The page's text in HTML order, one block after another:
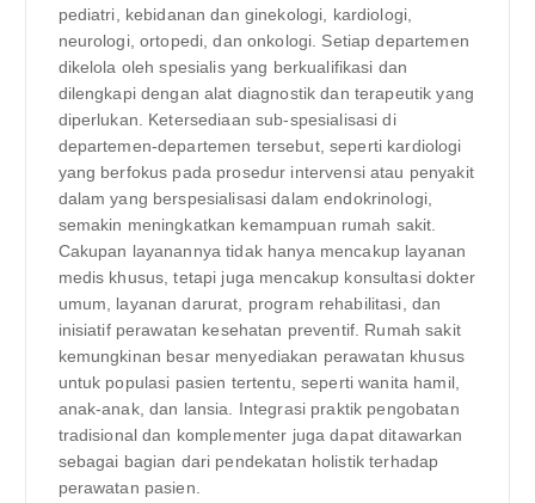
pediatri, kebidanan dan ginekologi, kardiologi,
neurologi, ortopedi, dan onkologi. Setiap departemen
dikelola oleh spesialis yang berkualifikasi dan
dilengkapi dengan alat diagnostik dan terapeutik yang
diperlukan. Ketersediaan sub-spesialisasi di
departemen-departemen tersebut, seperti kardiologi
yang berfokus pada prosedur intervensi atau penyakit
dalam yang berspesialisasi dalam endokrinologi,
semakin meningkatkan kemampuan rumah sakit.
Cakupan layanannya tidak hanya mencakup layanan
medis khusus, tetapi juga mencakup konsultasi dokter
umum, layanan darurat, program rehabilitasi, dan
inisiatif perawatan kesehatan preventif. Rumah sakit
kemungkinan besar menyediakan perawatan khusus
untuk populasi pasien tertentu, seperti wanita hamil,
anak-anak, dan lansia. Integrasi praktik pengobatan
tradisional dan komplementer juga dapat ditawarkan
sebagai bagian dari pendekatan holistik terhadap
perawatan pasien.